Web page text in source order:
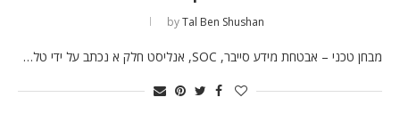
byTal Ben Shushan
מבחן טכני – אבטחת מידע סייבר, SOC, אנליסט חלק א נכתב על ידי טל…